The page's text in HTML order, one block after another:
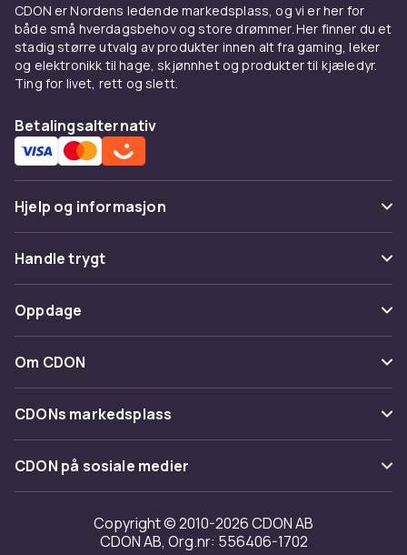
CDON er Nordens ledende markedsplass, og vi er her for
både små hverdagsbehov og store drømmer. Her finner du et
stadig større utvalg av produkter innen alt fra gaming, leker
og elektronikk til hage, skjønnhet og produkter til kjæledyr.
Ting for livet, rett og slett.
Betalingsalternativ
Hjelp og informasjon
Vanlige spørsmål
Spor pakke
Angre & returner her
Kontakt oss
Handle trygt
Betaling
Levering
Tilbakekallinger
Oppdage
Kategorier
Varemerker
Om CDON
Om oss
Kundeanmeldelser
Jobbe på CDON
Investor relations
CDONs markedsplass
Merchant Help Center
CDON på sosiale medier
Copyright © 2010-2026 CDON AB
CDON AB, Org.nr: 556406-1702